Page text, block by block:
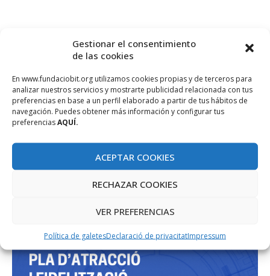
Gestionar el consentimiento
de las cookies
En www.fundaciobit.org utilizamos cookies propias y de terceros para
analizar nuestros servicios y mostrarte publicidad relacionada con tus
preferencias en base a un perfil elaborado a partir de tus hábitos de
navegación. Puedes obtener más información y configurar tus
preferenciasAQUÍ.
ACEPTAR COOKIES
RECHAZAR COOKIES
VER PREFERENCIAS
Política de galetesDeclaració de privacitatImpressum
PROJECTE COFINANÇAT PEL FONS SOCIAL EUROPEU